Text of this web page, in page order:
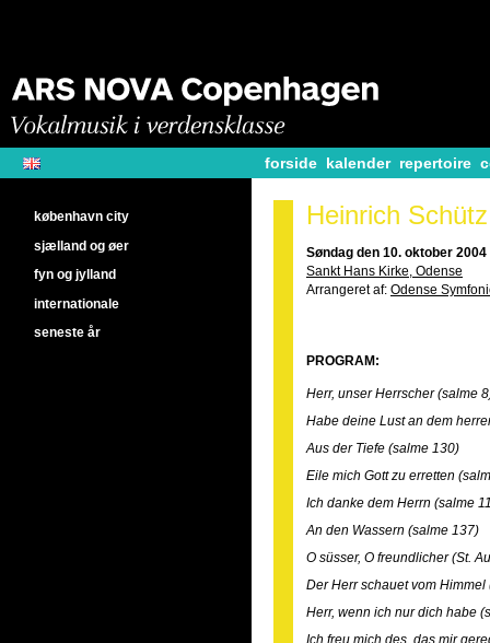
forside kalender repertoire
Heinrich
Søndag den 10. oktober
Sankt Hans Kirke, Odense
Arrangeret af: Odense
PROGRAM:
Herr, unser Herrscher (salme
Habe deine Lust an dem
Aus der Tiefe (salme 130)
Eile mich Gott zu erretten
Ich danke dem Herrn (salme
An den Wassern (salme 137)
O süsser, O freundlicher (St.
Der Herr schauet vom Himmel
Herr, wenn ich nur dich habe
Ich freu mich des, das mir
københavn city
sjælland og øer
fyn og jylland
internationale
seneste år